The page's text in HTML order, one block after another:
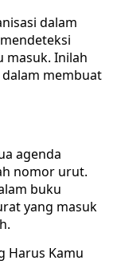
dalam
masuk. Inilah
membuat
agenda
nomor urut.
buku
yang masuk